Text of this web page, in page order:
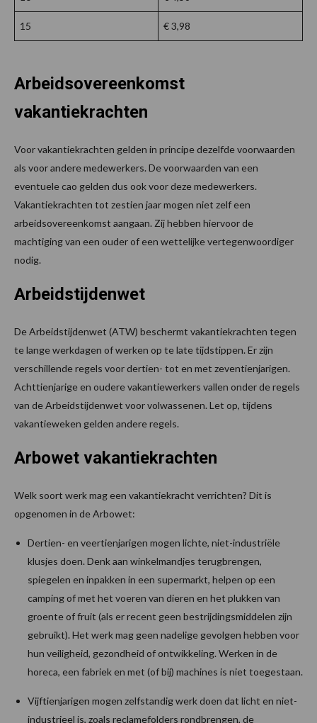
15 € 3,98
Arbeidsovereenkomst
vakantiekrachten
Voor vakantiekrachten gelden in principe dezelfde voorwaarden
als voor andere medewerkers. De voorwaarden van een
eventuele cao gelden dus ook voor deze medewerkers.
Vakantiekrachten tot zestien jaar mogen niet zelf een
arbeidsovereenkomst aangaan. Zij hebben hiervoor de
machtiging van een ouder of een wettelijke vertegenwoordiger
nodig.
Arbeidstijdenwet
De Arbeidstijdenwet (ATW) beschermt vakantiekrachten tegen
te lange werkdagen of werken op te late tijdstippen. Er zijn
verschillende regels voor dertien- tot en met zeventienjarigen.
Achttienjarige en oudere vakantiewerkers vallen onder de regels
van de Arbeidstijdenwet voor volwassenen. Let op, tijdens
vakantieweken gelden andere regels.
Arbowet vakantiekrachten
Welk soort werk mag een vakantiekracht verrichten? Dit is
opgenomen in de Arbowet:
Dertien- en veertienjarigen mogen lichte, niet-industriële
klusjes doen. Denk aan winkelmandjes terugbrengen,
spiegelen en inpakken in een supermarkt, helpen op een
camping of met het voeren van dieren en het plukken van
groente of fruit (als er recent geen bestrijdingsmiddelen zijn
gebruikt). Het werk mag geen nadelige gevolgen hebben voor
hun veiligheid, gezondheid of ontwikkeling. Werken in de
horeca, een fabriek en met (of bij) machines is niet toegestaan.
Vijftienjarigen mogen zelfstandig werk doen dat licht en niet-
industrieel is, zoals reclamefolders rondbrengen, de